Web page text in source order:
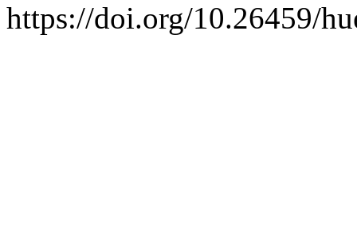
https://doi.org/10.26459/